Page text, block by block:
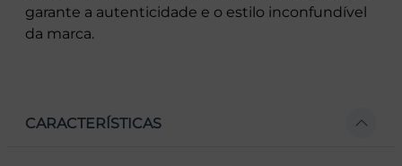
garante a autenticidade e o estilo inconfundível
da marca.
CARACTERÍSTICAS